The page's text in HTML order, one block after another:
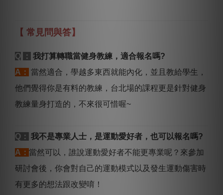
【 常見問與答】
Q ：
我打算轉職當健身教練，適合報名嗎?
A： 當然適合，學越多東西就能內化，並且教給學生，
他們覺得你是有料的教練，台北場的課程更是針對健身
教練量身打造的，不來很可惜喔~
Q：
我不是專業人士，是運動愛好者，也可以報名嗎?
A： 當然可以，誰說運動愛好者不能更專業呢？來參加
研討會後，你會對自己的運動模式以及發生運動傷害時
有更多的想法跟改變唷！